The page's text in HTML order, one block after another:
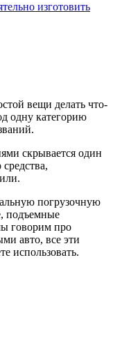
изготовить
вещи делать что-
одну категорию
скрывается один
погрузочную
подъемные
говорим про
авто, все эти
использовать.